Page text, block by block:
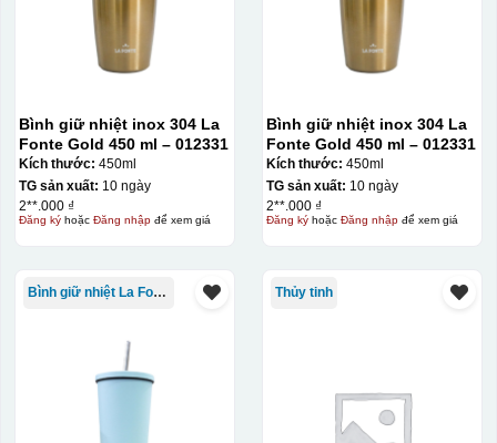
Màu tím
Khó khăn trong việc
in chuyển màu (dễ
Chất liệu in decal
phong phú, dễ dàng
Dán được lên nhiều
cong
Kiểu hộp:
Hộp xi lót lụa
Hộp xi ấm chén
Bình giữ nhiệt inox 304 La
Fonte Gold 450 ml – 012331
Kích thước: 450ml
TG sản xuất: 10 ngày
2**.000 ₫
Đăng kýhoặc Đăng nhậpđể xem giá
Bình giữ nhiệt inox 304 La
Fonte Gold 450 ml – 012331
Kích thước: 450ml
TG sản xuất: 10 ngày
2**.000 ₫
Đăng kýhoặc Đăng nhậpđể xem giá
Bình giữ nhiệt La Fonte Thủy tinh